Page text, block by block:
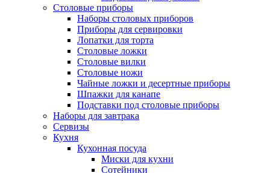
Столовые приборы
Наборы столовых приборов
Приборы для сервировки
Лопатки для торта
Столовые ложки
Столовые вилки
Столовые ножи
Чайные ложки и десертные приборы
Шпажки для канапе
Подставки под столовые приборы
Наборы для завтрака
Сервизы
Кухня
Кухонная посуда
Миски для кухни
Сотейники